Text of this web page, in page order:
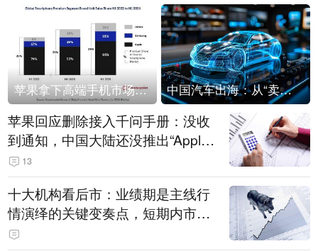
苹果拿下高端手机市场65%的份额：iPhone 17系列功不可没 中国汽车出海：从“卖出去”到“走进去”
苹果回应删除接入千问手册：没收
到通知，中国大陆还没推出“Apple
智能使用千问”功能
13
十大机构看后市：业绩期是主线行
情演绎的关键变奏点，短期内市场
或继续反弹，关注三条业绩主线